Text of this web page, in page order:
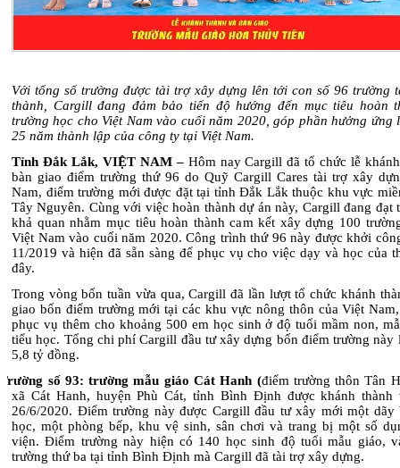
Với tổng số trường được tài trợ xây dựng lên tới con số 96 trường
thành, Cargill đang đảm bảo tiến độ hướng đến mục tiêu hoàn
trường học cho Việt Nam vào cuối năm 2020, góp phần hưởng ứng
25 năm thành lập của công ty tại Việt Nam.
Tỉnh Đắk Lắk, VIỆT NAM – Hôm nayCargill đã tổ chức lễ
bàn giao điểm trường thứ 96 do Quỹ Cargill Cares tài trợ xây
Nam, điểm trường mới được đặt tại tỉnh Đắk Lắk thuộc khu vực
Tây Nguyên. Cùng với việc hoàn thành dự án này, Cargill đang đạt
khả quan nhằm mục tiêu hoàn thành cam kết xây dựng 100
Việt Nam vào cuối năm 2020. Công trình thứ 96 này được khởi
11/2019 và hiện đã sẵn sàng để phục vụ cho việc dạy và học của
đây.
Trong vòng bốn tuần vừa qua, Cargill đã lần lượt tổ chức khánh
giao bốn điểm trường mới tại các khu vực nông thôn của Việt
phục vụ thêm cho khoảng 500 em học sinh ở độ tuổi mầm non,
tiểu học. Tổng chi phí Cargill đầu tư xây dựng bốn điểm trường này
5,8 tỷ đồng.
Trường số 93: trường mẫu giáo Cát Hanh (điểm trường thôn Tân
xã Cát Hanh, huyện Phù Cát, tỉnh Bình Định được khánh thành
26/6/2020. Điểm trường này được Cargill đầu tư xây mới một dãy
học, một phòng bếp, khu vệ sinh, sân chơi và trang bị một số
viện. Điểm trường này hiện có 140 học sinh độ tuổi mẫu giáo,
trường thứ ba tại tỉnh Bình Định mà Cargill đã tài trợ xây dựng.